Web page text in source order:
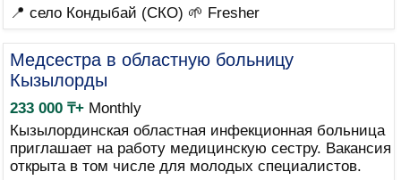
📍 село Кондыбай (СКО) 🌱 Fresher
Медсестра в областную больницу
Кызылорды
233 000 ₸+Monthly
Кызылординская областная инфекционная больница
приглашает на работу медицинскую сестру. Вакансия
открыта в том числе для молодых специалистов.